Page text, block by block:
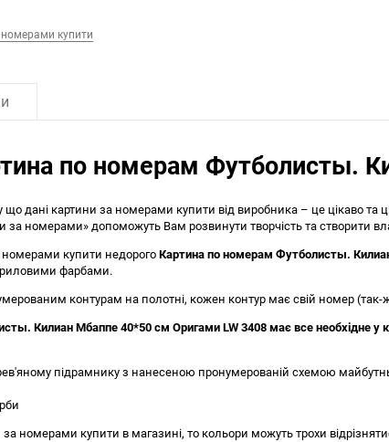
купити
по номерам Футболисты.
дані картини за номерами купити від виробника – це цікаво
номерами» допоможуть Вам розвинути творчість та створити
купити недорогоКартина по номерам Футболисты.
фарбами.
контурам на полотні, кожен контур має свій номер
Килиан Мбаппе 40*50 см Оригами LW 3408 має все необхідне у
підрамнику з нанесеною пронумерованій схемою
за номерами купити в магазині, то кольори можуть трохи